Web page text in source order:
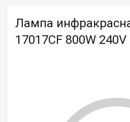
Лампа
17017CF 800W